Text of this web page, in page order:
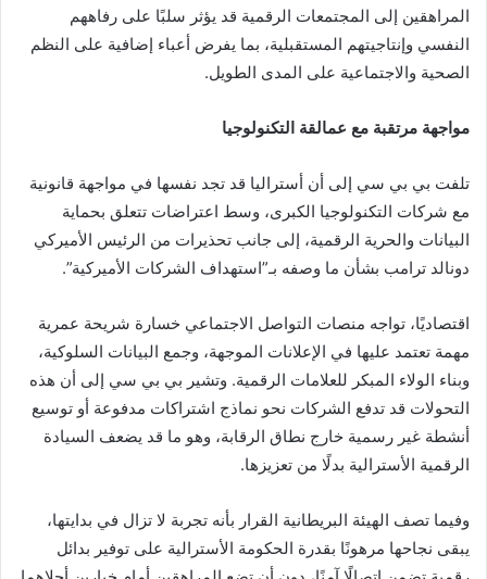
المراهقين إلى المجتمعات الرقمية قد يؤثر سلبًا على رفاههم
النفسي وإنتاجيتهم المستقبلية، بما يفرض أعباء إضافية على النظم
الصحية والاجتماعية على المدى الطويل.
مواجهة مرتقبة مع عمالقة التكنولوجيا
تلفت بي بي سي إلى أن أستراليا قد تجد نفسها في مواجهة قانونية
مع شركات التكنولوجيا الكبرى، وسط اعتراضات تتعلق بحماية
البيانات والحرية الرقمية، إلى جانب تحذيرات من الرئيس الأميركي
دونالد ترامب بشأن ما وصفه بـ”استهداف الشركات الأميركية”.
اقتصاديًا، تواجه منصات التواصل الاجتماعي خسارة شريحة عمرية
مهمة تعتمد عليها في الإعلانات الموجهة، وجمع البيانات السلوكية،
وبناء الولاء المبكر للعلامات الرقمية. وتشير بي بي سي إلى أن هذه
التحولات قد تدفع الشركات نحو نماذج اشتراكات مدفوعة أو توسيع
أنشطة غير رسمية خارج نطاق الرقابة، وهو ما قد يضعف السيادة
الرقمية الأسترالية بدلًا من تعزيزها.
وفيما تصف الهيئة البريطانية القرار بأنه تجربة لا تزال في بدايتها،
يبقى نجاحها مرهونًا بقدرة الحكومة الأسترالية على توفير بدائل